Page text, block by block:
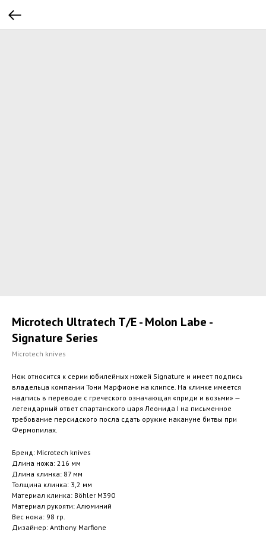
Microtech Ultratech T/E - Molon Labe -
Signature Series
Microtech knives
Нож относится к серии юбилейных ножей Signature и имеет подпись
владельца компании Тони Марфионе на клипсе. На клинке имеется
надпись в переводе с греческого означающая «приди и возьми» —
легендарный ответ спартанского царя Леонида I на письменное
требование персидского посла сдать оружие накануне битвы при
Фермопилах.
Бренд: Microtech knives
Длина ножа: 216 мм
Длина клинка: 87 мм
Толщина клинка: 3,2 мм
Материал клинка: Böhler M390
Материал рукояти: Алюминий
Вес ножа: 98 гр.
Дизайнер: Anthony Marfione